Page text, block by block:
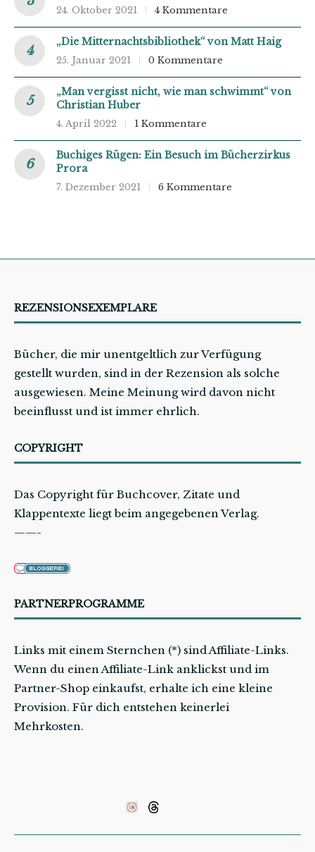
24. Oktober 2021 4 Kommentare
„Die Mitternachtsbibliothek“ von Matt Haig
25. Januar 2021 0 Kommentare
„Man vergisst nicht, wie man schwimmt“ von
Christian Huber
4. April 2022 1 Kommentare
Buchiges Rügen: Ein Besuch im Bücherzirkus
Prora
7. Dezember 2021 6 Kommentare
REZENSIONSEXEMPLARE
Bücher, die mir unentgeltlich zur Verfügung
gestellt wurden, sind in der Rezension als solche
ausgewiesen. Meine Meinung wird davon nicht
beeinflusst und ist immer ehrlich.
COPYRIGHT
Das Copyright für Buchcover, Zitate und
Klappentexte liegt beim angegebenen Verlag.
——-
PARTNERPROGRAMME
Links mit einem Sternchen (*) sind Affiliate-Links.
Wenn du einen Affiliate-Link anklickst und im
Partner-Shop einkaufst, erhalte ich eine kleine
Provision. Für dich entstehen keinerlei
Mehrkosten.